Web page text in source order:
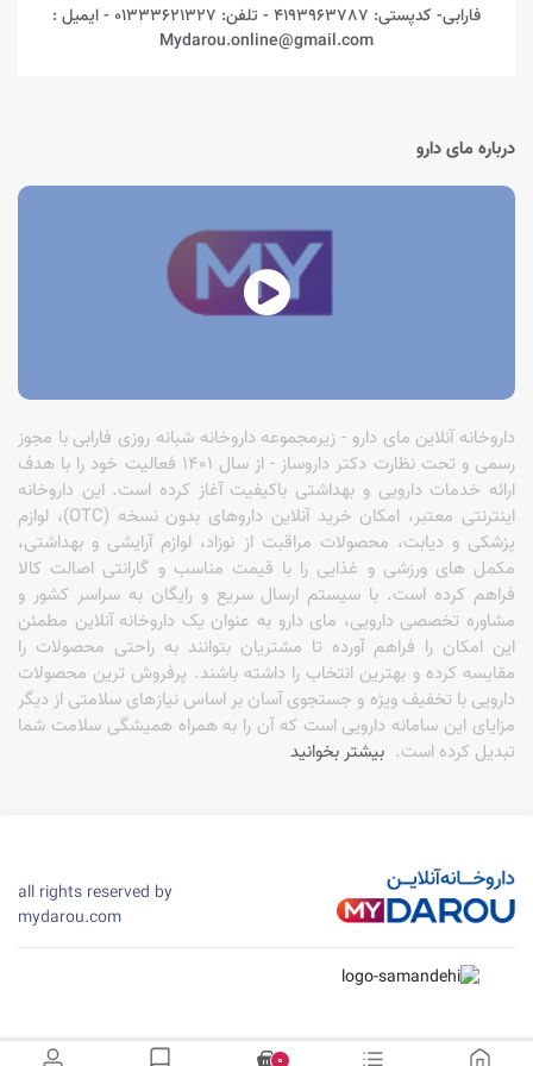
بعضی از کاندوم‌های غیر ساده دارای اشکال خاصی روی سطح خود هستند که
برای لذت بیشتر طراحی شده‌اند؛ اما متاسفانه در بعضی از مواقع این اشکال
بروز عفونت‌ در ناحیه واژن به‌خاطر محیط مرطوبی که دارد، بسیار خطرناک
است و می‌تواند مشکلات فراوانی را ایجاد کند.
کاندوم‌های ساده به‌خاطر نداشتن فرم‌های فانتزی، کوچک‌ترین بسته‌بندی
ممکن را دارند و به‌راحتی قابل حمل هستند. کاندوم ساده را بدون هیچ
دردسری می‌توان داخل جیب، کیف پول، کیف‌های دستی کوچک و... قرار داد.
بعضی از افراد همواره یک کاندوم ساده همراه خود دارند تا در موقعیت‌های
قیمت کاندوم ساده در داروخانه
یکی از سوالاتی که ممکن است برای هر شخص ایجاد شود، این است که
قیمت کاندوم ساده در داروخانه چقدر است؟ معمولا کاندوم‌های ساده
پایین‌ترین قیمت را دارند و در مقایسه با سایر مدل‌ها به‌صرفه‌تر محسوب
می‌شوند. داروخانه‌های سطح شهر چنین محصولاتی را طبق قیمتی که کارخانه
خریداران بتوانند از تخفیف‌های مختلف بهره‌مند شوند و محصولی که مدنظر
دارند را با پرداخت هزینه‌ای پایین تهیه کنند. اگر شما نیز قصد خرید کاندوم
ساده را دارید و می‌خواهید خریدی اقتصادی را تجربه کنید می‌توانید ازطریق
همین صفحه هریک از محصولات موجود را سفارش دهید.
بهترین کاندوم ساده
نامرغوب و نامعتبر، ممکن است مشکلاتی مانند بارداری ناگهانی یا انتقال
فارابی- کدپستی: 4193963787 - تلفن: 01333621327 - ایمیل :
Mydarou.online@gmail.com
درباره مای دارو
داروخانه آنلاین مای دارو - زیرمجموعه داروخانه شبانه روزی فارابی با مجوز
رسمی و تحت نظارت دکتر داروساز - از سال 1401 فعالیت خود را با هدف
ارائه خدمات دارویی و بهداشتی باکیفیت آغاز کرده است. این داروخانه
اینترنتی معتبر، امکان خرید آنلاین داروهای بدون نسخه (OTC)، لوازم
پزشکی و دیابت، محصولات مراقبت از نوزاد، لوازم آرایشی و بهداشتی،
مکمل های ورزشی و غذایی را با قیمت مناسب و گارانتی اصالت کالا
فراهم کرده است. با سیستم ارسال سریع و رایگان به سراسر کشور و
مشاوره تخصصی دارویی، مای دارو به عنوان یک داروخانه آنلاین مطمئن
این امکان را فراهم آورده تا مشتریان بتوانند به راحتی محصولات را
مقایسه کرده و بهترین انتخاب را داشته باشند. پرفروش ترین محصولات
دارویی با تخفیف ویژه و جستجوی آسان بر اساس نیازهای سلامتی از دیگر
مزایای این سامانه دارویی است که آن را به همراه همیشگی سلامت شما
تبدیل کرده است. بیشتر بخوانید
all rights reserved by
mydarou.com
0